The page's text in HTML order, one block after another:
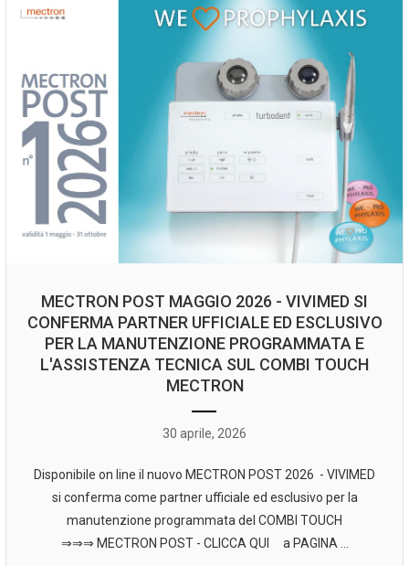
MECTRON POST MAGGIO 2026 - VIVIMED SI
CONFERMA PARTNER UFFICIALE ED ESCLUSIVO
PER LA MANUTENZIONE PROGRAMMATA E
L'ASSISTENZA TECNICA SUL COMBI TOUCH
MECTRON
30 aprile, 2026
Disponibile on line il nuovo MECTRON POST 2026 - VIVIMED
si conferma come partner ufficiale ed esclusivo per la
manutenzione programmata del COMBI TOUCH
⇒⇒⇒ MECTRON POST - CLICCA QUI a PAGINA ...